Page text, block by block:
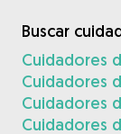
Buscar
Cuidadores
Cuidadores
Cuidadores
Cuidadores